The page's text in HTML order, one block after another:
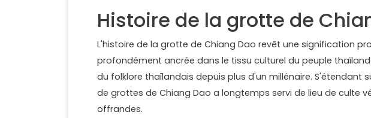
Histoire de la grotte de
L'histoire de la grotte de Chiang Dao revêt une signification
profondément ancrée dans le tissu culturel du peuple
du folklore thaïlandais depuis plus d'un millénaire. S'étendant
de grottes de Chiang Dao a longtemps servi de lieu de culte
offrandes.